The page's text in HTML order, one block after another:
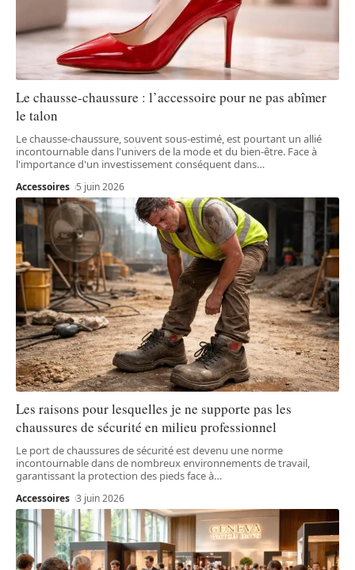
Le chausse-chaussure : l’accessoire pour ne pas abîmer
le talon
Le chausse-chaussure, souvent sous-estimé, est pourtant un allié
incontournable dans l'univers de la mode et du bien-être. Face à
l'importance d'un investissement conséquent dans…
Accessoires 5 juin 2026
Les raisons pour lesquelles je ne supporte pas les
chaussures de sécurité en milieu professionnel
Le port de chaussures de sécurité est devenu une norme
incontournable dans de nombreux environnements de travail,
garantissant la protection des pieds face à…
Accessoires 3 juin 2026